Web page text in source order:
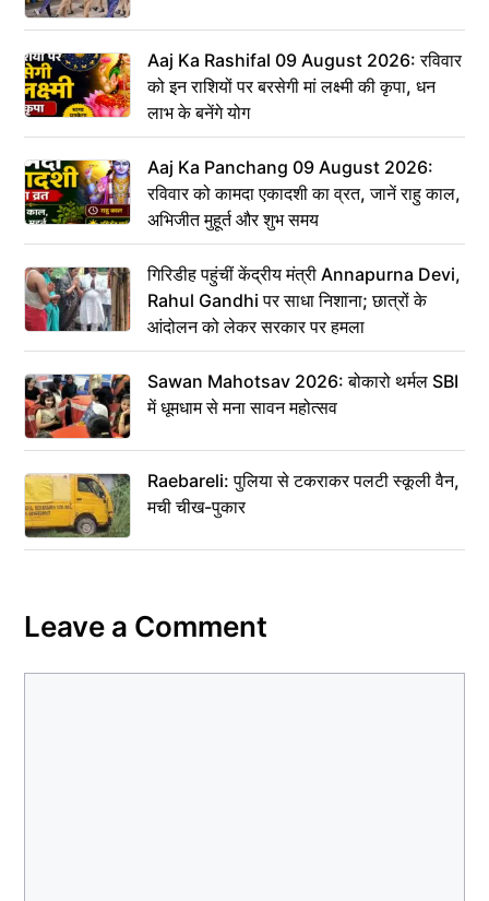
Aaj Ka Rashifal 09 August 2026: रविवार
को इन राशियों पर बरसेगी मां लक्ष्मी की कृपा, धन
लाभ के बनेंगे योग
Aaj Ka Panchang 09 August 2026:
रविवार को कामदा एकादशी का व्रत, जानें राहु काल,
अभिजीत मुहूर्त और शुभ समय
गिरिडीह पहुंचीं केंद्रीय मंत्री Annapurna Devi,
Rahul Gandhi पर साधा निशाना; छात्रों के
आंदोलन को लेकर सरकार पर हमला
Sawan Mahotsav 2026: बोकारो थर्मल SBI
में धूमधाम से मना सावन महोत्सव
Raebareli: पुलिया से टकराकर पलटी स्कूली वैन,
मची चीख-पुकार
Leave a Comment